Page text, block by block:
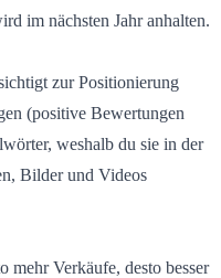
im nächsten Jahr anhalten.
zur Positionierung
(positive Bewertungen
weshalb du sie in der
Bilder und Videos
mehr Verkäufe, desto besser